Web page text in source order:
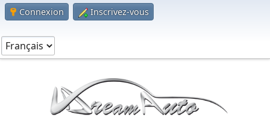
Connexion Inscrivez-vous